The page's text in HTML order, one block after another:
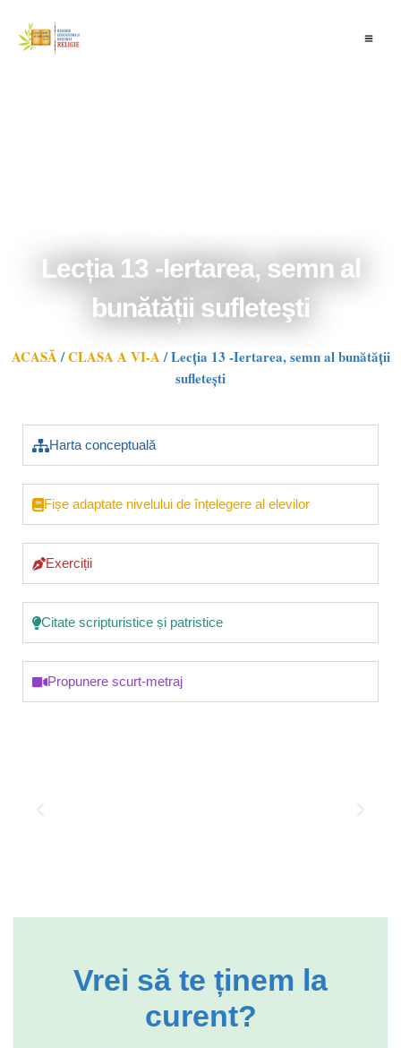
content
Lecția 13 -Iertarea, semn al
bunătății sufleteşti
ACASĂ/CLASA A VI-A/Lecția 13 -Iertarea, semn al bunătății
sufleteşti
Harta conceptuală
Fișe adaptate nivelului de înțelegere al elevilor
Exerciții
Citate scripturistice și patristice
Propunere scurt-metraj
Vrei să te ținem la
curent?